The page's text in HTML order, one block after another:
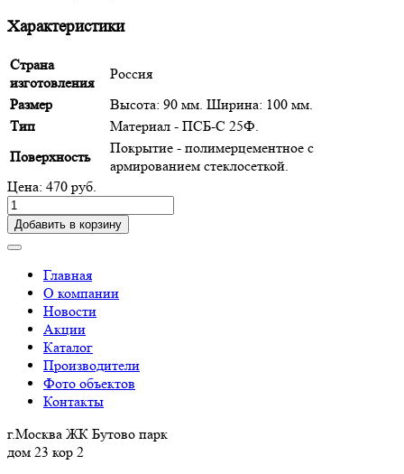
Характеристики
Страна
изготовления
Россия
Размер
Высота: 90 мм. Ширина: 100 мм.
Тип
Материал - ПСБ-С 25Ф.
Поверхность
Покрытие - полимерцементное с
армированием стеклосеткой.
Цена: 470 руб.
Добавить в корзину
Главная
О компании
Новости
Акции
Каталог
Производители
Фото объектов
Контакты
г.Москва ЖК Бутово парк
дом 23 кор 2